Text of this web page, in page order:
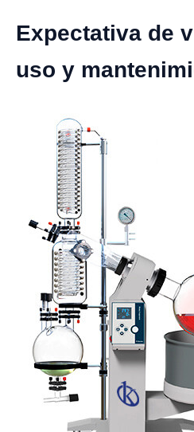
Expectativa de
uso y